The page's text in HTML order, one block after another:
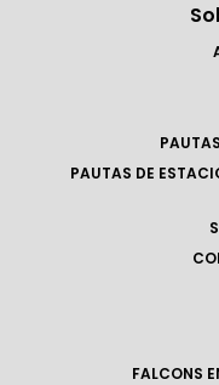
PAUTAS DE
FALCONS